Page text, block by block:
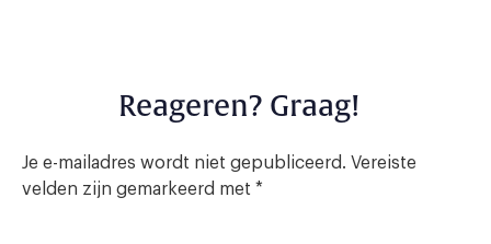
Reageren? Graag!
Je e-mailadres wordt niet gepubliceerd. Vereiste
velden zijn gemarkeerd met *